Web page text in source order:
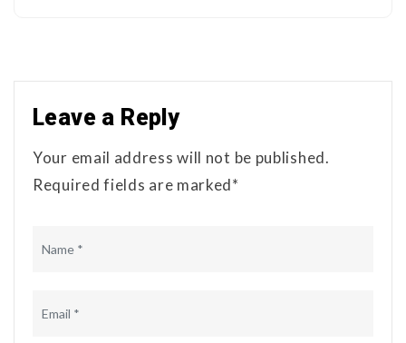
Leave a Reply
Your email address will not be published.
Required fields are marked*